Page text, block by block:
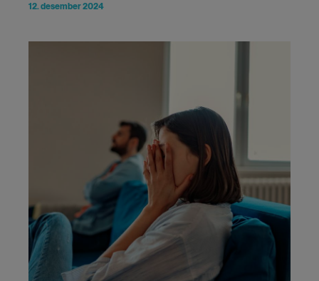
12. desember 2024